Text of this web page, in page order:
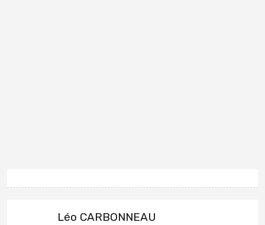
Léo CARBONNEAU